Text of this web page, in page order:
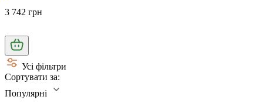
3 742 грн
Усі фільтри
Сортувати за:
Популярні